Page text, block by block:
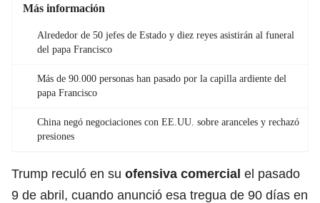
Más información
Alrededor de 50 jefes de Estado y diez reyes asistirán al funeral
del papa Francisco
Más de 90.000 personas han pasado por la capilla ardiente del
papa Francisco
China negó negociaciones con EE.UU. sobre aranceles y rechazó
presiones
Trump reculó en su ofensiva comercial el pasado
9 de abril, cuando anunció esa tregua de 90 días en